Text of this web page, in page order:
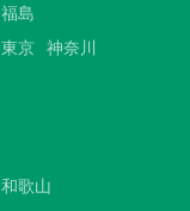
福島
東京 神奈川
和歌山